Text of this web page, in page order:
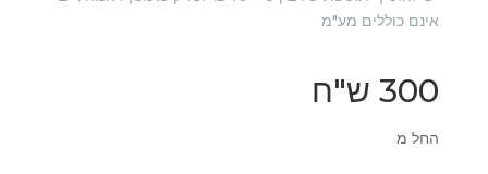
אינם כוללים מע"מ
300 ש"ח
החל מ